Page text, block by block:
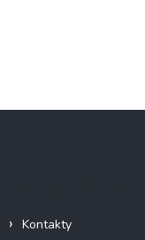
Kontakty